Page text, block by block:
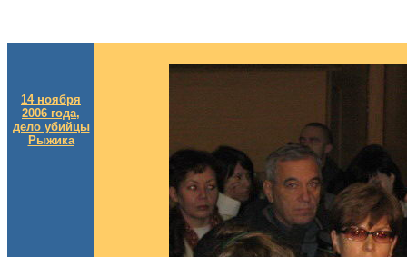
14 ноября
2006 года,
дело убийцы
Рыжика